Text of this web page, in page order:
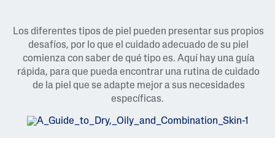
Los diferentes tipos de piel pueden presentar sus propios
desafíos, por lo que el cuidado adecuado de su piel
comienza con saber de qué tipo es. Aquí hay una guía
rápida, para que pueda encontrar una rutina de cuidado
de la piel que se adapte mejor a sus necesidades
específicas.